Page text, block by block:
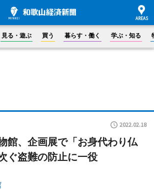
見る・遊ぶ 買う 暮らす・働く 学ぶ・知る
2022.02.18
館、企画展で「お身代わり仏
盗難の防止に一役